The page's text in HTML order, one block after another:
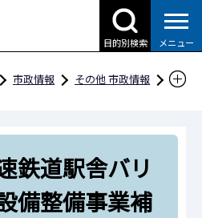
目的別検索 メニュー
市政情報
その他 市政情報
道駅舎バリアフリー化設備整備
要綱
鉄道駅舎バリ
備整備事業補